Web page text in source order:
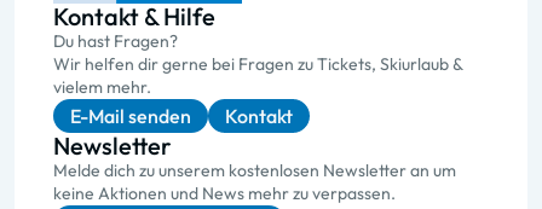
Kontakt & Hilfe
Du hast Fragen?
Wir helfen dir gerne bei Fragen zu Tickets, Skiurlaub &
vielem mehr.
E-Mail senden Kontakt
Newsletter
Melde dich zu unserem kostenlosen Newsletter an um
keine Aktionen und News mehr zu verpassen.